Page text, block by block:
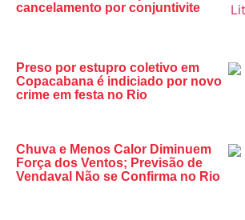
cancelamento por conjuntivite
Preso por estupro coletivo em
Copacabana é indiciado por novo
crime em festa no Rio
Chuva e Menos Calor Diminuem
Força dos Ventos; Previsão de
Vendaval Não se Confirma no Rio